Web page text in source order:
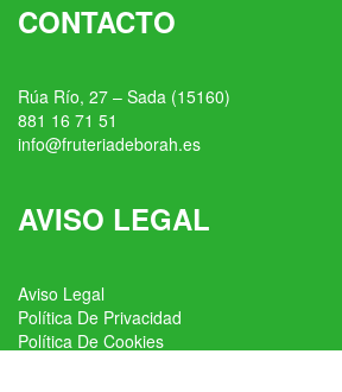
CONTACTO
Rúa Río, 27 – Sada (15160)
881 16 71 51
info@fruteriadeborah.es
AVISO LEGAL
Aviso Legal
Política De Privacidad
Política De Cookies